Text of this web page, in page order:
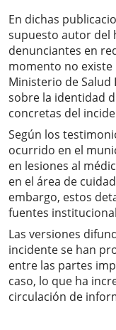
En dichas
supuesto autor del
denunciantes en
momento no
Ministerio de Salud
sobre la identidad
concretas del
Según los
ocurrido en el
en lesiones al
en el área de
embargo, estos
fuentes
Las versiones
incidente se han
entre las partes
caso, lo que ha
circulación de